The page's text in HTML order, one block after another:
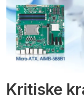
Kritiske